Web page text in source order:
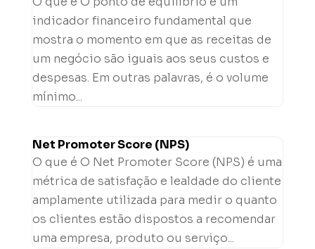
indicador financeiro fundamental que
mostra o momento em que as receitas de
um negócio são iguais aos seus custos e
despesas. Em outras palavras, é o volume
mínimo...
Net Promoter Score (NPS)
O que é O Net Promoter Score (NPS) é uma
métrica de satisfação e lealdade do cliente
amplamente utilizada para medir o quanto
os clientes estão dispostos a recomendar
uma empresa, produto ou serviço...